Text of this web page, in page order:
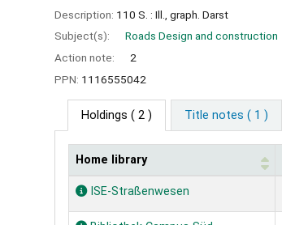
Description: 110 S. : Ill., graph. Darst
Subject(s):
Roads Design and construction
Action note:
2
PPN: 1116555042
Holdings ( 2 ) Title notes ( 1 )
Holdings
Home library
ISE-Straßenwesen